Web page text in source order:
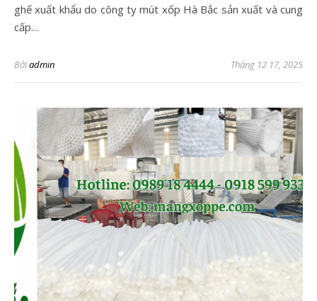
ghế xuất khẩu do công ty mút xốp Hà Bắc sản xuất và cung
cấp…
Bởiadmin Tháng 12 17, 2025